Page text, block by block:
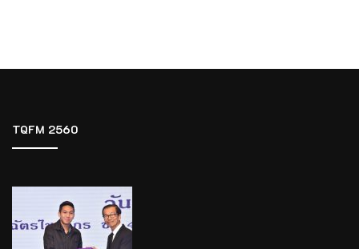
TQFM 2560